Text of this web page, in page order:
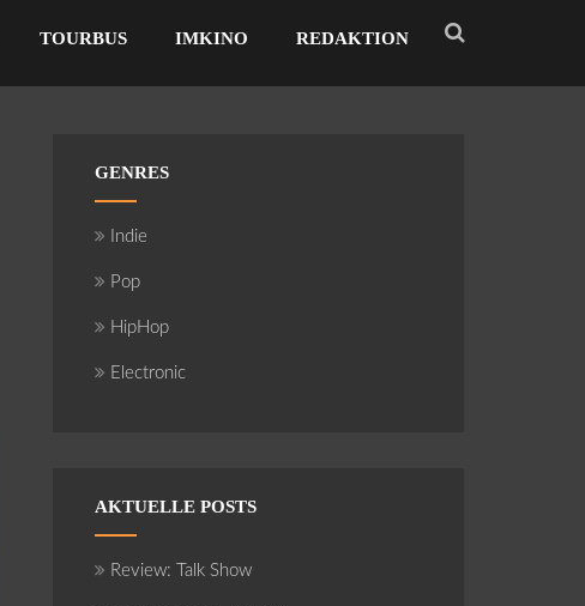
TOURBUS IMKINO REDAKTION
GENRES
Indie
Pop
HipHop
Electronic
AKTUELLE POSTS
Review: Talk Show